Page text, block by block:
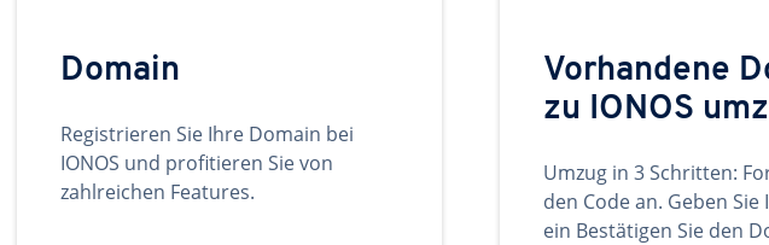
Domain
Registrieren Sie Ihre Domain bei
IONOS und profitieren Sie von
zahlreichen Features.
Vorhandene
zu IONOS
Umzug in 3 Schritten:
den Code an. Geben
ein Bestätigen Sie den